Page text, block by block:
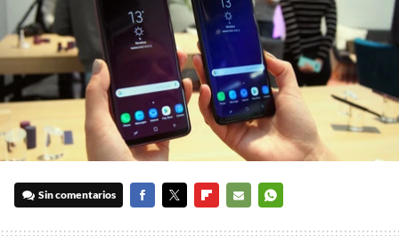
Sin comentarios